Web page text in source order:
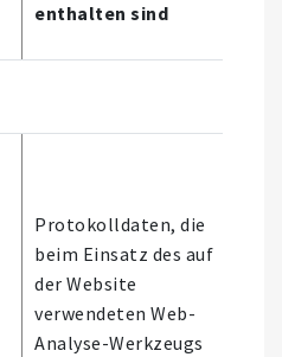
enthalten sind
Protokolldaten, die
beim Einsatz des auf
der Website
verwendeten Web-
Analyse-Werkzeugs